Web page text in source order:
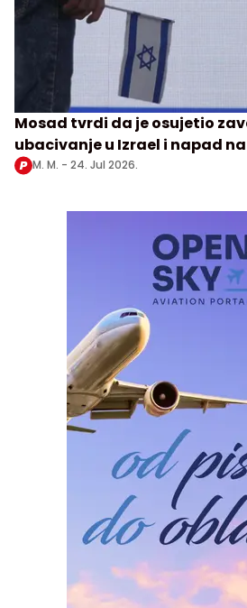
Mosad tvrdi da je osujetio
ubacivanje u Izrael i napad
M. M. - 24. Jul 2026.